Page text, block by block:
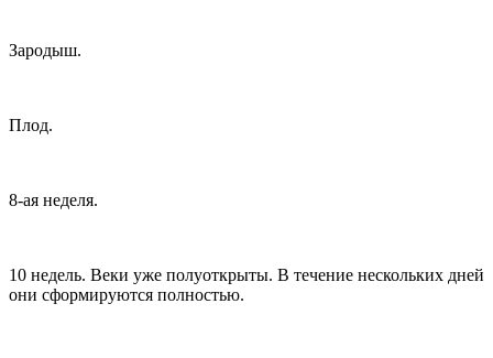
Зародыш.
Плод.
8-ая неделя.
10 недель. Веки уже полуоткрыты. В течение нескольких дней
они сформируются полностью.